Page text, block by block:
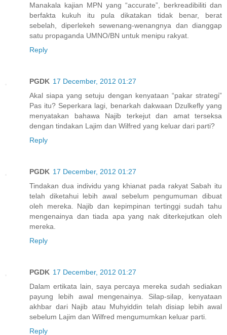
Manakala kajian MPN yang “accurate”, berkreadibiliti dan
berfakta kukuh itu pula dikatakan tidak benar, berat
sebelah, diperlekeh sewenang-wenangnya dan dianggap
satu propaganda UMNO/BN untuk menipu rakyat.
Reply
PGDK 17 December, 2012 01:27
Akal siapa yang setuju dengan kenyataan “pakar strategi”
Pas itu? Seperkara lagi, benarkah dakwaan Dzulkefly yang
menyatakan bahawa Najib terkejut dan amat terseksa
dengan tindakan Lajim dan Wilfred yang keluar dari parti?
Reply
PGDK 17 December, 2012 01:27
Tindakan dua individu yang khianat pada rakyat Sabah itu
telah diketahui lebih awal sebelum pengumuman dibuat
oleh mereka. Najib dan kepimpinan tertinggi sudah tahu
mengenainya dan tiada apa yang nak diterkejutkan oleh
mereka.
Reply
PGDK 17 December, 2012 01:27
Dalam ertikata lain, saya percaya mereka sudah sediakan
payung lebih awal mengenainya. Silap-silap, kenyataan
akhbar dari Najib atau Muhyiddin telah disiap lebih awal
sebelum Lajim dan Wilfred mengumumkan keluar parti.
Reply